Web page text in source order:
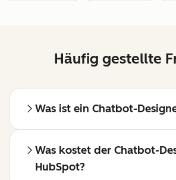
Häufig gestellte
Was ist ein Chatbot-
Was kostet der Chatbot-
HubSpot?